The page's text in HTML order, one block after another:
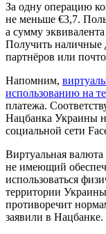
За одну операцию
не меньше €3,7.
а сумму
Получить наличные
партнёров или
Напомним,
использованию на
платежа.
Нацбанка Украины
социальной сети
Виртуальная
не имеющий
использоваться
территории Украины
противоречит
заявили в Нацбанке.